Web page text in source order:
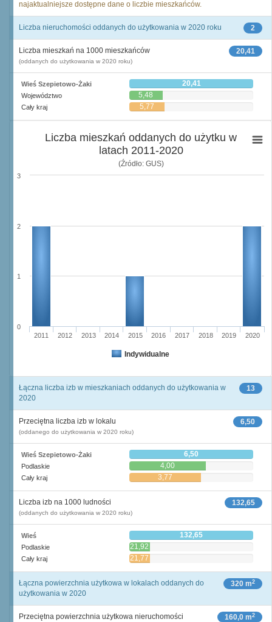
najaktualniejsze dostępne dane o liczbie mieszkańców.
2
Liczba nieruchomości oddanych do użytkowania w 2020 roku
20,41
Liczba mieszkań na 1000 mieszkańców
(oddanych do użytkowania w 2020 roku)
Wieś Szepietowo-Żaki 20,41
Województwo 5,48
Cały kraj 5,77
Liczba mieszkań oddanych do użytku w
latach 2011-2020
(Źródło: GUS)
Indywidualne
2011 2012 2013 2014 2015 2016 2017 2018 2019 2020
0
1
2
3
13
Łączna liczba izb w mieszkaniach oddanych do użytkowania w
2020
6,50
Przeciętna liczba izb w lokalu
(oddanego do użytkowania w 2020 roku)
Wieś Szepietowo-Żaki 6,50
Podlaskie 4,00
Cały kraj 3,77
132,65
Liczba izb na 1000 ludności
(oddanych do użytkowania w 2020 roku)
Wieś 132,65
Podlaskie 21,92
Cały kraj 21,77
320 m2
Łączna powierzchnia użytkowa w lokalach oddanych do
użytkowania w 2020
160,0 m2
Przeciętna powierzchnia użytkowa nieruchomości